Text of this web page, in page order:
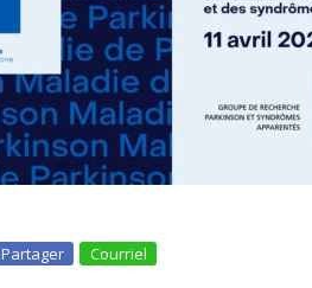
Partager Courriel